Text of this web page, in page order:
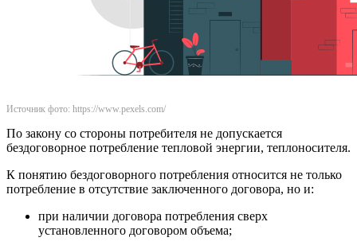
Источник фото: https://www.pexels.com/
По закону со стороны потребителя не допускается
бездоговорное потребление тепловой энергии, теплоносителя.
К понятию бездоговорного потребления относится не только
потребление в отсутствие заключенного договора, но и:
при наличии договора потребления сверх
установленного договором объема;